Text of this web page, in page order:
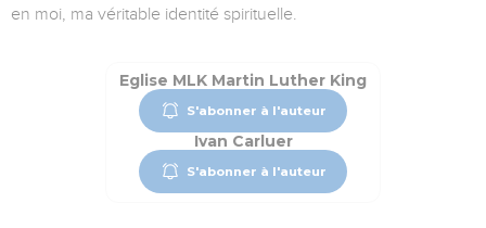
en moi, ma véritable identité spirituelle.
Eglise MLK Martin Luther King
S'abonner à l'auteur
Ivan Carluer
S'abonner à l'auteur